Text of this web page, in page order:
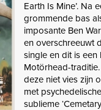
Earth Is Mine’. Na
grommende bas
imposante Ben
en overschreeuwt
single en dit is
Motörhead-
deze niet vies zijn
met
sublieme